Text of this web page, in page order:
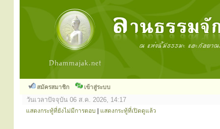
สมัครสมาชิก เข้าสู่ระบบ
วันเวลาปัจจุบัน 06 ส.ค. 2026, 14:17
แสดงกระทู้ที่ยังไม่มีการตอบ แสดงกระทู้ที่เปิดดูแล้ว